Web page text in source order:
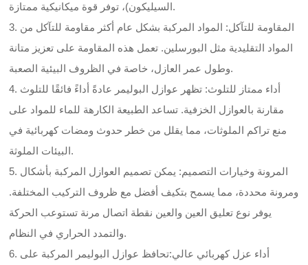
السيليكون)، توفر قوة ميكانيكية ممتازة.
3. المقاومة للتآكل: المواد المركبة بشكل عام أكثر مقاومة للتآكل من
المواد التقليدية مثل البورسلين. تعمل هذه المقاومة على تعزيز متانة
وطول عمر العازل، خاصة في الظروف البيئية الصعبة.
4. أداء ممتاز للتلوث: تظهر عوازل البوليمر عادةً أداءً فائقًا للتلوث
مقارنة بالعوازل الخزفية. تساعد الطبيعة الكارهة للماء للمواد على
منع تراكم الملوثات، مما يقلل من خطر حدوث ومضات كهربائية في
البيئات الملوثة.
5. المرونة وخيارات التصميم: يمكن تصميم العوازل المركبة بأشكال
ومرونة محددة، مما يسمح بتكيف أفضل مع ظروف التركيب المختلفة.
يوفر نوع تعليق العين والعين نقطة اتصال مرنة تستوعب الحركة
والتمدد الحراري في النظام.
6. أداء عزل كهربائي عالي:تحافظ عوازل البوليمر المركبة على